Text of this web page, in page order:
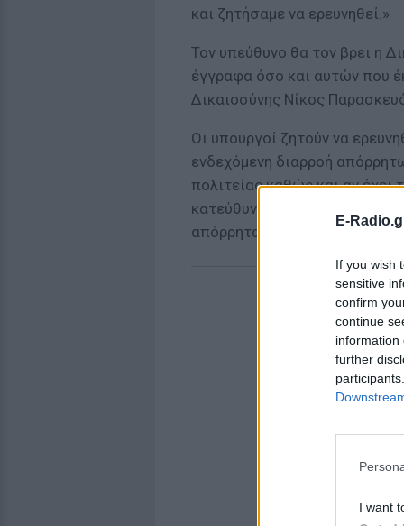
E-
If you wish
sensitive
confirm
continue
information
further
I want
και ζητήσαμε να ερευνηθεί.»
Τον υπεύθυνο θα τον βρει η
έγγραφα όσο και αυτών που
Δικαιοσύνης Νίκος
Οι υπουργοί ζητούν να
ενδεχόμενη διαρροή
πολιτείας καθώς και αν έχει
κατεύθυνση δηλαδή, να
απόρρητα έγγραφα και